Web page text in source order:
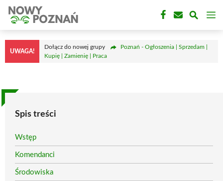
Przejdź
treści
UWAGA!
Dołącz do nowej grupy
Poznań - Ogłoszenia | Sprzedam |
Kupię | Zamienię | Praca
Spis treści
Wstęp
Komendanci
Środowiska